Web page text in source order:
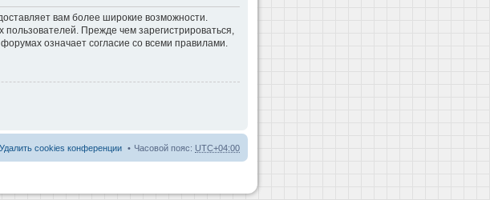
вам более широкие возможности.
Прежде чем зарегистрироваться,
означает согласие со всеми правилами.
Часовой пояс: UTC+04:00
Удалить cookies конференции